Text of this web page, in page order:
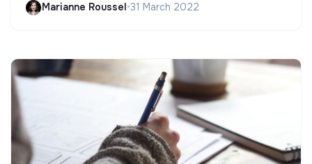
Marianne Roussel •31 March 2022